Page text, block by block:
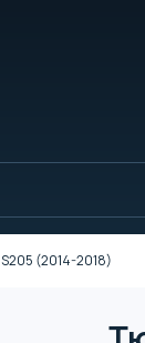
S205 (2014-2018)